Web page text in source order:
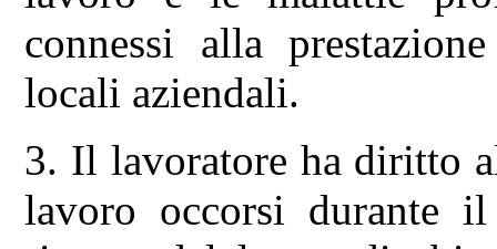
connessi alla
locali aziendali.
3. Il lavoratore ha diritto
lavoro occorsi durante